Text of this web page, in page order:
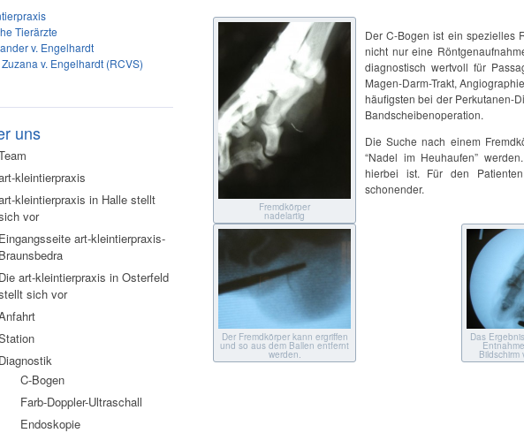
Tierärzte
v. Engelhardt
Zuzana v. Engelhardt (RCVS)
uns
kleintierpraxis
kleintierpraxis in Halle stellt
vor
Eingangsseite art-kleintierpraxis-
Braunsbedra
Die art-kleintierpraxis in Osterfeld
sich vor
Diagnostik
C-Bogen
Farb-Doppler-Ultraschall
Endoskopie
Fremdkörper
nadelartig
Der C-Bogen ist ein spezielles
nicht nur eine
diagnostisch wertvoll für
Magen-Darm-Trakt,
häufigsten bei der Perkutanen-
Bandscheibenoperation.
Die Suche nach einem
“Nadel im Heuhaufen”
hierbei ist. Für den
schonender.
Der Fremdkörper kann ergriffen
und so aus dem Ballen entfernt
werden.
Das
Bildschirm